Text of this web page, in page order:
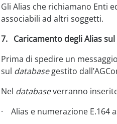
Gli Alias che richiamano Enti
associabili ad altri soggetti.
7. Caricamento degli Alias sul
Prima di spedire un
sul databasegestito
Nel databaseverranno
· Alias e numerazione E.164